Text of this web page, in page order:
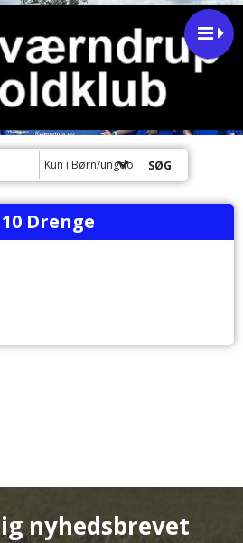
Kun i Børn/ungdom
Drenge
nyhedsbrevet